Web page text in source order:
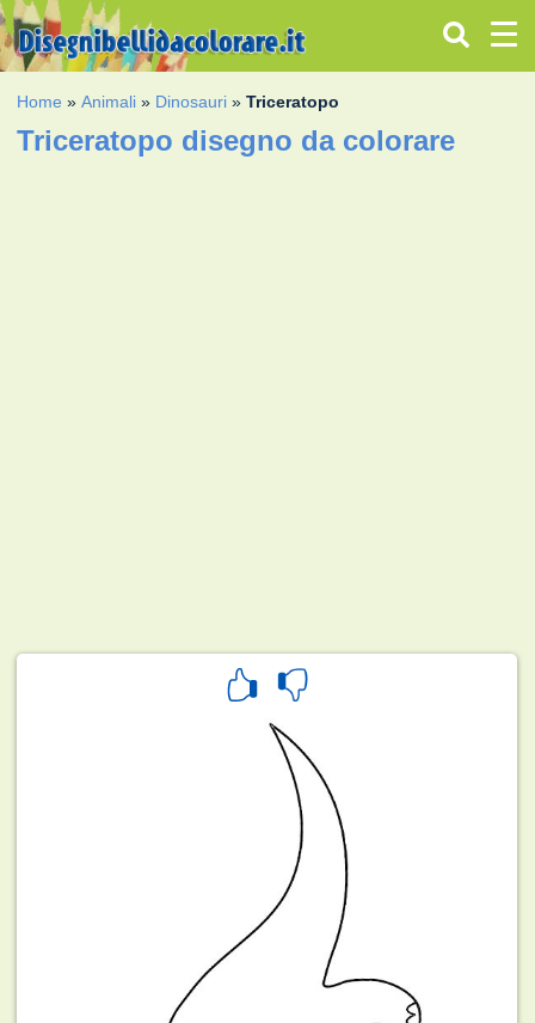
Home »Animali » Dinosauri »Triceratopo
Triceratopo disegno da colorare